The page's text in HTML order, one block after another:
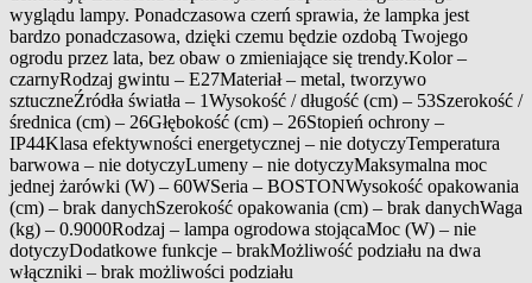
wyglądu lampy. Ponadczasowa czerń sprawia, że lampka jest
bardzo ponadczasowa, dzięki czemu będzie ozdobą Twojego
ogrodu przez lata, bez obaw o zmieniające się trendy.Kolor –
czarnyRodzaj gwintu – E27Materiał – metal, tworzywo
sztuczneŹródła światła – 1Wysokość / długość (cm) – 53Szerokość /
średnica (cm) – 26Głębokość (cm) – 26Stopień ochrony –
IP44Klasa efektywności energetycznej – nie dotyczyTemperatura
barwowa – nie dotyczyLumeny – nie dotyczyMaksymalna moc
jednej żarówki (W) – 60WSeria – BOSTONWysokość opakowania
(cm) – brak danychSzerokość opakowania (cm) – brak danychWaga
(kg) – 0.9000Rodzaj – lampa ogrodowa stojącaMoc (W) – nie
dotyczyDodatkowe funkcje – brakMożliwość podziału na dwa
włączniki – brak możliwości podziału